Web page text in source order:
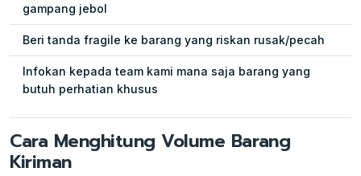
gampang jebol
Beri tanda fragile ke barang yang riskan rusak/pecah
Infokan kepada team kami mana saja barang yang
butuh perhatian khusus
Cara Menghitung Volume Barang
Kiriman